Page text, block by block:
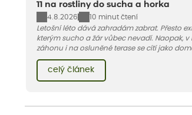
11 na rostliny do sucha a horka
4.8.2026
10 minut čtení
Letošní léto dává zahradám zabrat. Přesto
kterým sucho a žár vůbec nevadí. Naopak, v
záhonu i na osluněné terase se cítí jako
pro vás 11 tipů na odolné druhy, které
léto bez pravidelné zálivky. Pojďme se
celý článek